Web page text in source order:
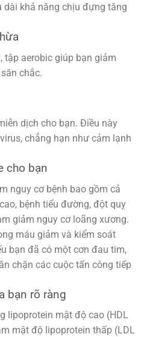
dài khả năng chịu đựng tăng
tập aerobic giúp bạn giảm
chắc.
dịch cho bạn. Điều này
chẳng hạn như cảm lạnh
cho bạn
nguy cơ bệnh bao gồm cả
bệnh tiểu đường, đột quỵ
giảm nguy cơ loãng xương.
máu giảm và kiểm soát
bạn đã có một cơn đau tim,
chặn các cuộc tấn công tiếp
bạn rõ ràng
lipoprotein mật độ cao (HDL
mật độ lipoprotein thấp (LDL